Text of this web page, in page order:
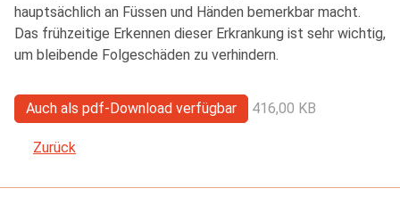
hauptsächlich an Füssen und Händen bemerkbar macht.
Das frühzeitige Erkennen dieser Erkrankung ist sehr wichtig,
um bleibende Folgeschäden zu verhindern.
Auch als pdf-Download verfügbar 416,00 KB
Zurück